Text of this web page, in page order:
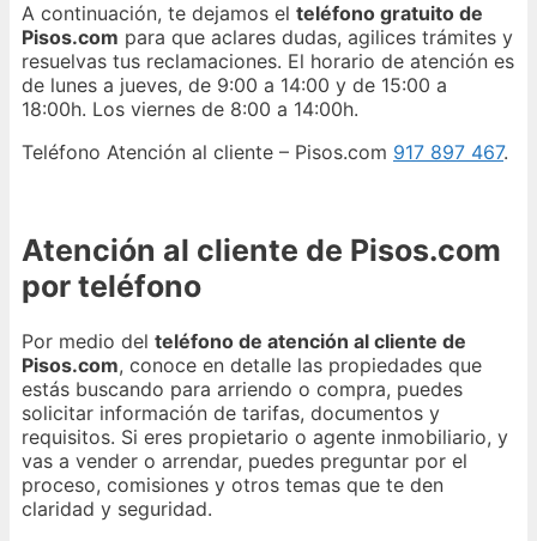
A continuación, te dejamos el teléfono gratuito de
Pisos.com para que aclares dudas, agilices trámites y
resuelvas tus reclamaciones. El horario de atención es
de lunes a jueves, de 9:00 a 14:00 y de 15:00 a
18:00h. Los viernes de 8:00 a 14:00h.
Teléfono Atención al cliente – Pisos.com 917 897 467.
Atención al cliente de Pisos.com
por teléfono
Por medio del teléfono de atención al cliente de
Pisos.com, conoce en detalle las propiedades que
estás buscando para arriendo o compra, puedes
solicitar información de tarifas, documentos y
requisitos. Si eres propietario o agente inmobiliario, y
vas a vender o arrendar, puedes preguntar por el
proceso, comisiones y otros temas que te den
claridad y seguridad.